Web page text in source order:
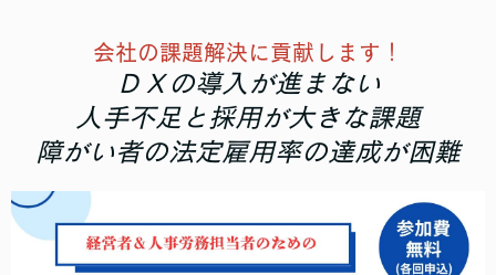
会社の課題解決に貢献します！
ＤＸの導入が進まない
人手不足と採用が大きな課題
障がい者の法定雇用率の達成が困難